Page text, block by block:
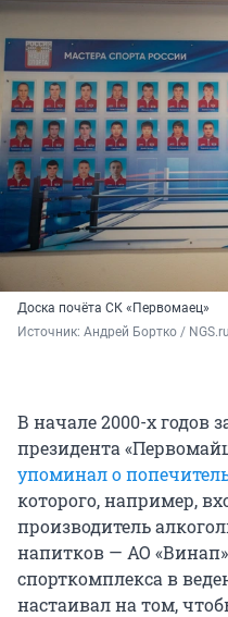
Доска почёта СК «Первомаец»
Источник: Андрей Бортко / NGS.ru
В начале 2000-х годов
президента
упоминал о
которого, например,
производитель
напитков — АО
спорткомплекса в
настаивал на том,